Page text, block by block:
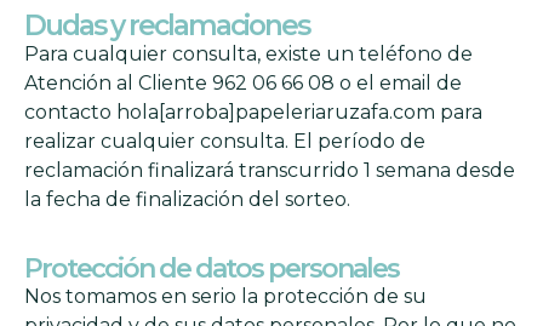
Dudas y reclamaciones
Para cualquier consulta, existe un teléfono de
Atención al Cliente 962 06 66 08 o el email de
contacto hola[arroba]papeleriaruzafa.com para
realizar cualquier consulta. El período de
reclamación finalizará transcurrido 1 semana desde
la fecha de finalización del sorteo.
Protección de datos personales
Nos tomamos en serio la protección de su